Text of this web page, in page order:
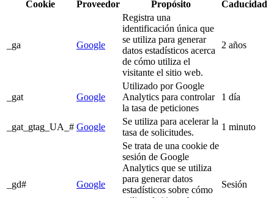
Cookie
Proveedor Propósito Caducidad
_ga Google
Registra una
identificación única que
se utiliza para generar
datos estadísticos acerca
de cómo utiliza el
visitante el sitio web.
2 años
_gat Google
Utilizado por Google
Analytics para controlar
la tasa de peticiones
1 día
_gat_gtag_UA_# Google
Se utiliza para acelerar la
tasa de solicitudes.
1 minuto
_gd# Google
Se trata de una cookie de
sesión de Google
Analytics que se utiliza
para generar datos
estadísticos sobre cómo
Sesión